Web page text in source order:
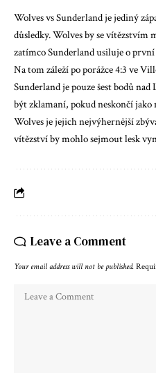
Wolves vs Sunderland je jediný
důsledky. Wolves by se vítězstvím
zatímco Sunderland usiluje o
Na tom záleží po porážce 4:3 ve
Sunderland je pouze šest bodů
být zklamaní, pokud neskončí jako
Wolves je jejich nejvýhernější
vítězství by mohlo sejmout lesk
Leave a Comment
Your email address will not be published.